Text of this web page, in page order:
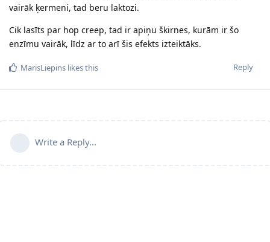
vairāk ķermeni, tad beru laktozi.
Cik lasīts par hop creep, tad ir apiņu škirnes, kurām ir šo
enzīmu vairāk, līdz ar to arī šis efekts izteiktāks.
Reply
MarisLiepins likes this
Write a Reply...